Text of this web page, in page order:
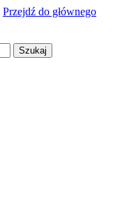
Przejdź do głównego